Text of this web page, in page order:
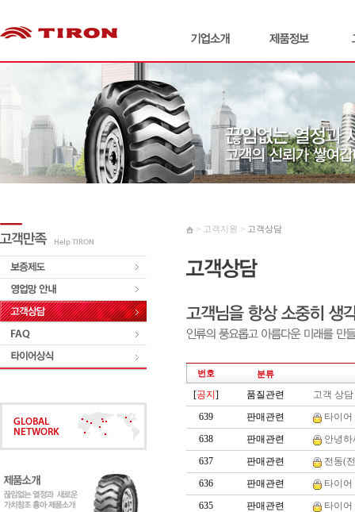
> 고객지원 > 고객상담
번호 분류
[공지 ] 품질관련
고객 상
639
판매관련
타이
638
판매관련
안녕하
637
판매관련
전동(
636
판매관련
타이어
635
판매관련 타이어